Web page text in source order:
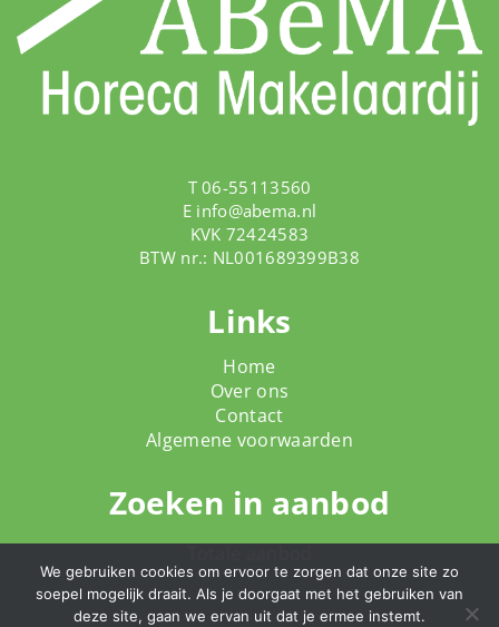
T 06-55113560
E info@abema.nl
KVK 72424583
BTW nr.: NL001689399B38
Links
Home
Over ons
Contact
Algemene voorwaarden
Zoeken in aanbod
We gebruiken cookies om ervoor te zorgen dat onze site zo
soepel mogelijk draait. Als je doorgaat met het gebruiken van
deze site, gaan we ervan uit dat je ermee instemt.